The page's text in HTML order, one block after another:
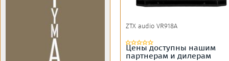
ZTX audio VR918A
Цены доступны нашим
партнерам и дилерам